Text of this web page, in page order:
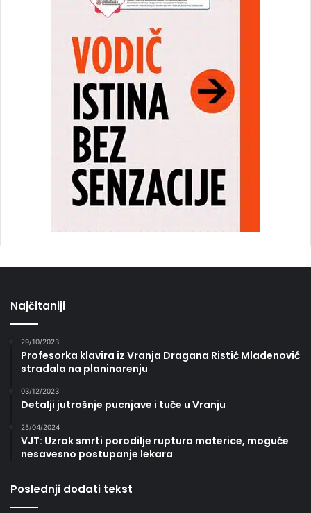
Najčitaniji
29/10/2023
Profesorka klavira iz Vranja Dragana Ristić Mladenović
stradala na planinarenju
03/12/2023
Detalji jutrošnje pucnjave i tuče u Vranju
25/04/2024
VJT: Uzrok smrti porodilje ruptura materice, moguće
nesavesno postupanje lekara
Poslednji dodati tekst